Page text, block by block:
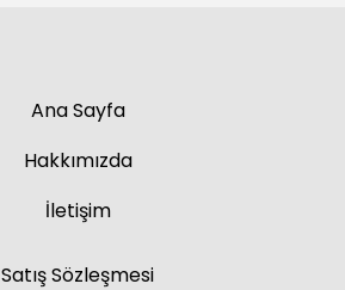
Ana Sayfa
Hakkımızda
İletişim
Satış Sözleşmesi